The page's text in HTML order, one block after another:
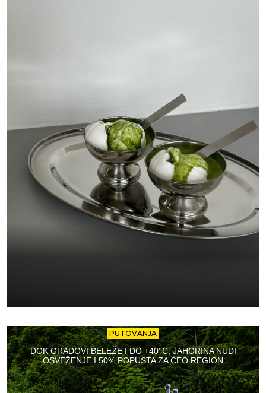
PUTOVANJA
DOK GRADOVI BELEŽE I DO +40°C, JAHORINA NUDI
OSVEŽENJE I 50% POPUSTA ZA CEO REGION